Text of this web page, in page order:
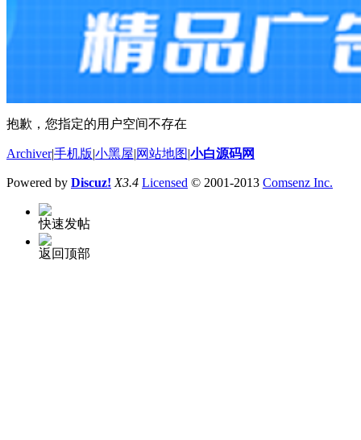
抱歉，您指定的用户空间不存在
Archiver|手机版 小黑屋 网站地图 小白源码网
Powered by Discuz! X3.4 Licensed © 2001-2013 Comsenz Inc.
快速发帖
返回顶部